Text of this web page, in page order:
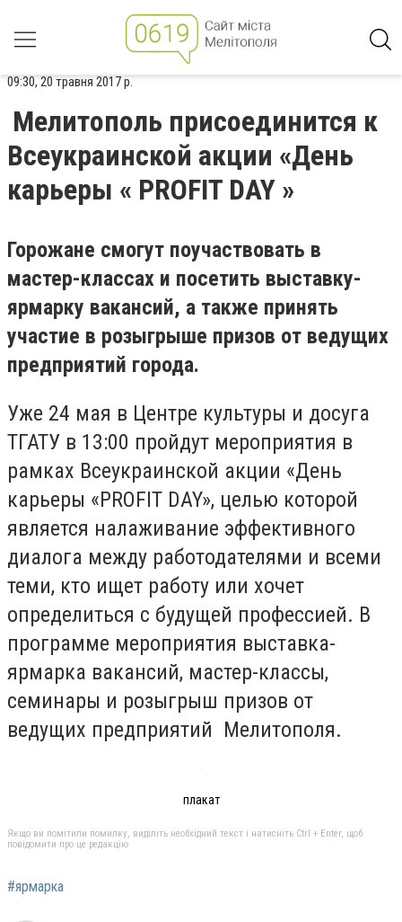
09:30, 20 травня 2017 р.
Мелитополь присоединится к
Всеукраинской акции «День
карьеры « PROFIT DAY »
Горожане смогут поучаствовать в
мастер-классах и посетить выставку-
ярмарку вакансий, а также принять
участие в розыгрыше призов от ведущих
предприятий города.
Уже 24 мая в Центре культуры и досуга
ТГАТУ в 13:00 пройдут мероприятия в
рамках Всеукраинской акции «День
карьеры «PROFIT DAY», целью которой
является налаживание эффективного
диалога между работодателями и всеми
теми, кто ищет работу или хочет
определиться с будущей профессией. В
программе мероприятия выставка-
ярмарка вакансий, мастер-классы,
семинары и розыгрыш призов от
ведущих предприятий Мелитополя.
плакат
Якщо ви помітили помилку, виділіть необхідний текст і натисніть Ctrl + Enter, щоб
повідомити про це редакцію
#ярмарка